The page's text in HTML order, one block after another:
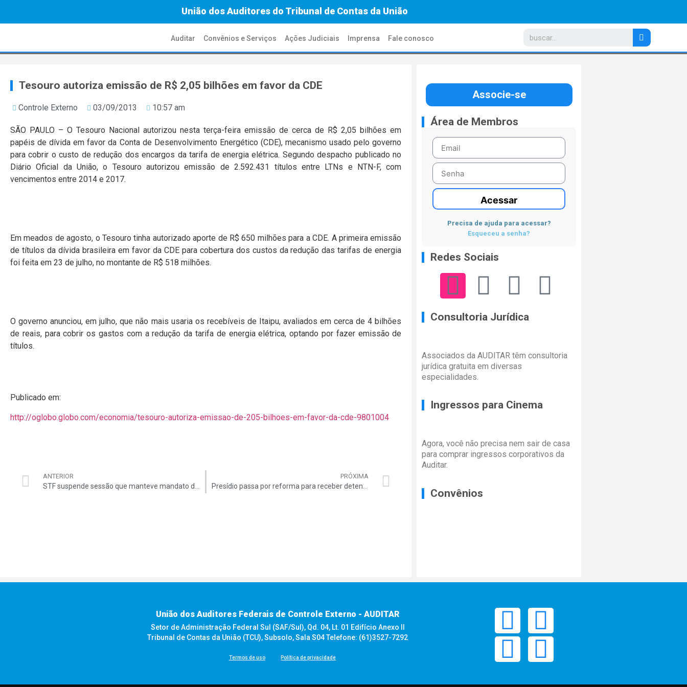
União dos Auditores do Tribunal de Contas da União
Auditar Convênios e Serviços Ações Judiciais Imprensa Fale conosco
Tesouro autoriza emissão de R$ 2,05 bilhões em favor da CDE
Controle Externo 03/09/2013 10:57 am
SÃO PAULO – O Tesouro Nacional autorizou nesta terça-feira emissão de cerca de R$ 2,05 bilhões em
papéis de dívida em favor da Conta de Desenvolvimento Energético (CDE), mecanismo usado pelo governo
para cobrir o custo de redução dos encargos da tarifa de energia elétrica. Segundo despacho publicado no
Diário Oficial da União, o Tesouro autorizou emissão de 2.592.431 títulos entre LTNs e NTN-F, com
vencimentos entre 2014 e 2017.
Em meados de agosto, o Tesouro tinha autorizado aporte de R$ 650 milhões para a CDE. A primeira emissão
de títulos da dívida brasileira em favor da CDE para cobertura dos custos da redução das tarifas de energia
foi feita em 23 de julho, no montante de R$ 518 milhões.
O governo anunciou, em julho, que não mais usaria os recebíveis de Itaipu, avaliados em cerca de 4 bilhões
de reais, para cobrir os gastos com a redução da tarifa de energia elétrica, optando por fazer emissão de
títulos.
Publicado em:
http://oglobo.globo.com/economia/tesouro-autoriza-emissao-de-205-bilhoes-em-favor-da-cde-9801004
ANTERIOR
STF suspende sessão que manteve mandato de Donadon
PRÓXIMA
Presídio passa por reforma para receber detentos notórios
Associe-se
Área de Membros
Acessar
Precisa de ajuda para acessar?
Esqueceu a senha?
Redes Sociais
Consultoria Jurídica
Associados da AUDITAR têm consultoria
jurídica gratuita em diversas
especialidades.
Ingressos para Cinema
Agora, você não precisa nem sair de casa
para comprar ingressos corporativos da
Auditar.
Convênios
União dos Auditores Federais de Controle Externo - AUDITAR
Setor de Administração Federal Sul (SAF/Sul), Qd. 04, Lt. 01 Edifício Anexo II
Tribunal de Contas da União (TCU), Subsolo, Sala S04 Telefone: (61)3527-7292
Termos de uso Política de privacidade